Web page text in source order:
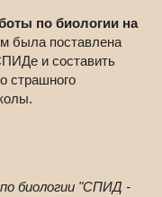
по биологии на
была поставлена
и составить
страшного
биологии "СПИД -